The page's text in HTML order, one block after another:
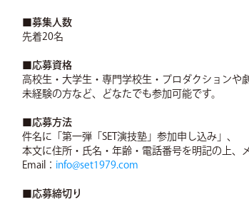
■募集人数
先着20名
■応募資格
高校生・大学生・専門学校生・プロダクション
未経験の方など、どなたでも参加可能です。
■応募方法
件名に「第一弾「SET演技塾」参加申し込み」、
本文に住所・氏名・年齢・電話番号を明記の上、
Email： info@set1979.com
■応募締切り